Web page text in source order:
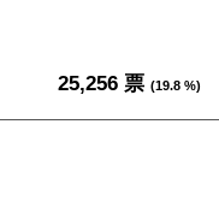
25,256 票 (19.8 %)